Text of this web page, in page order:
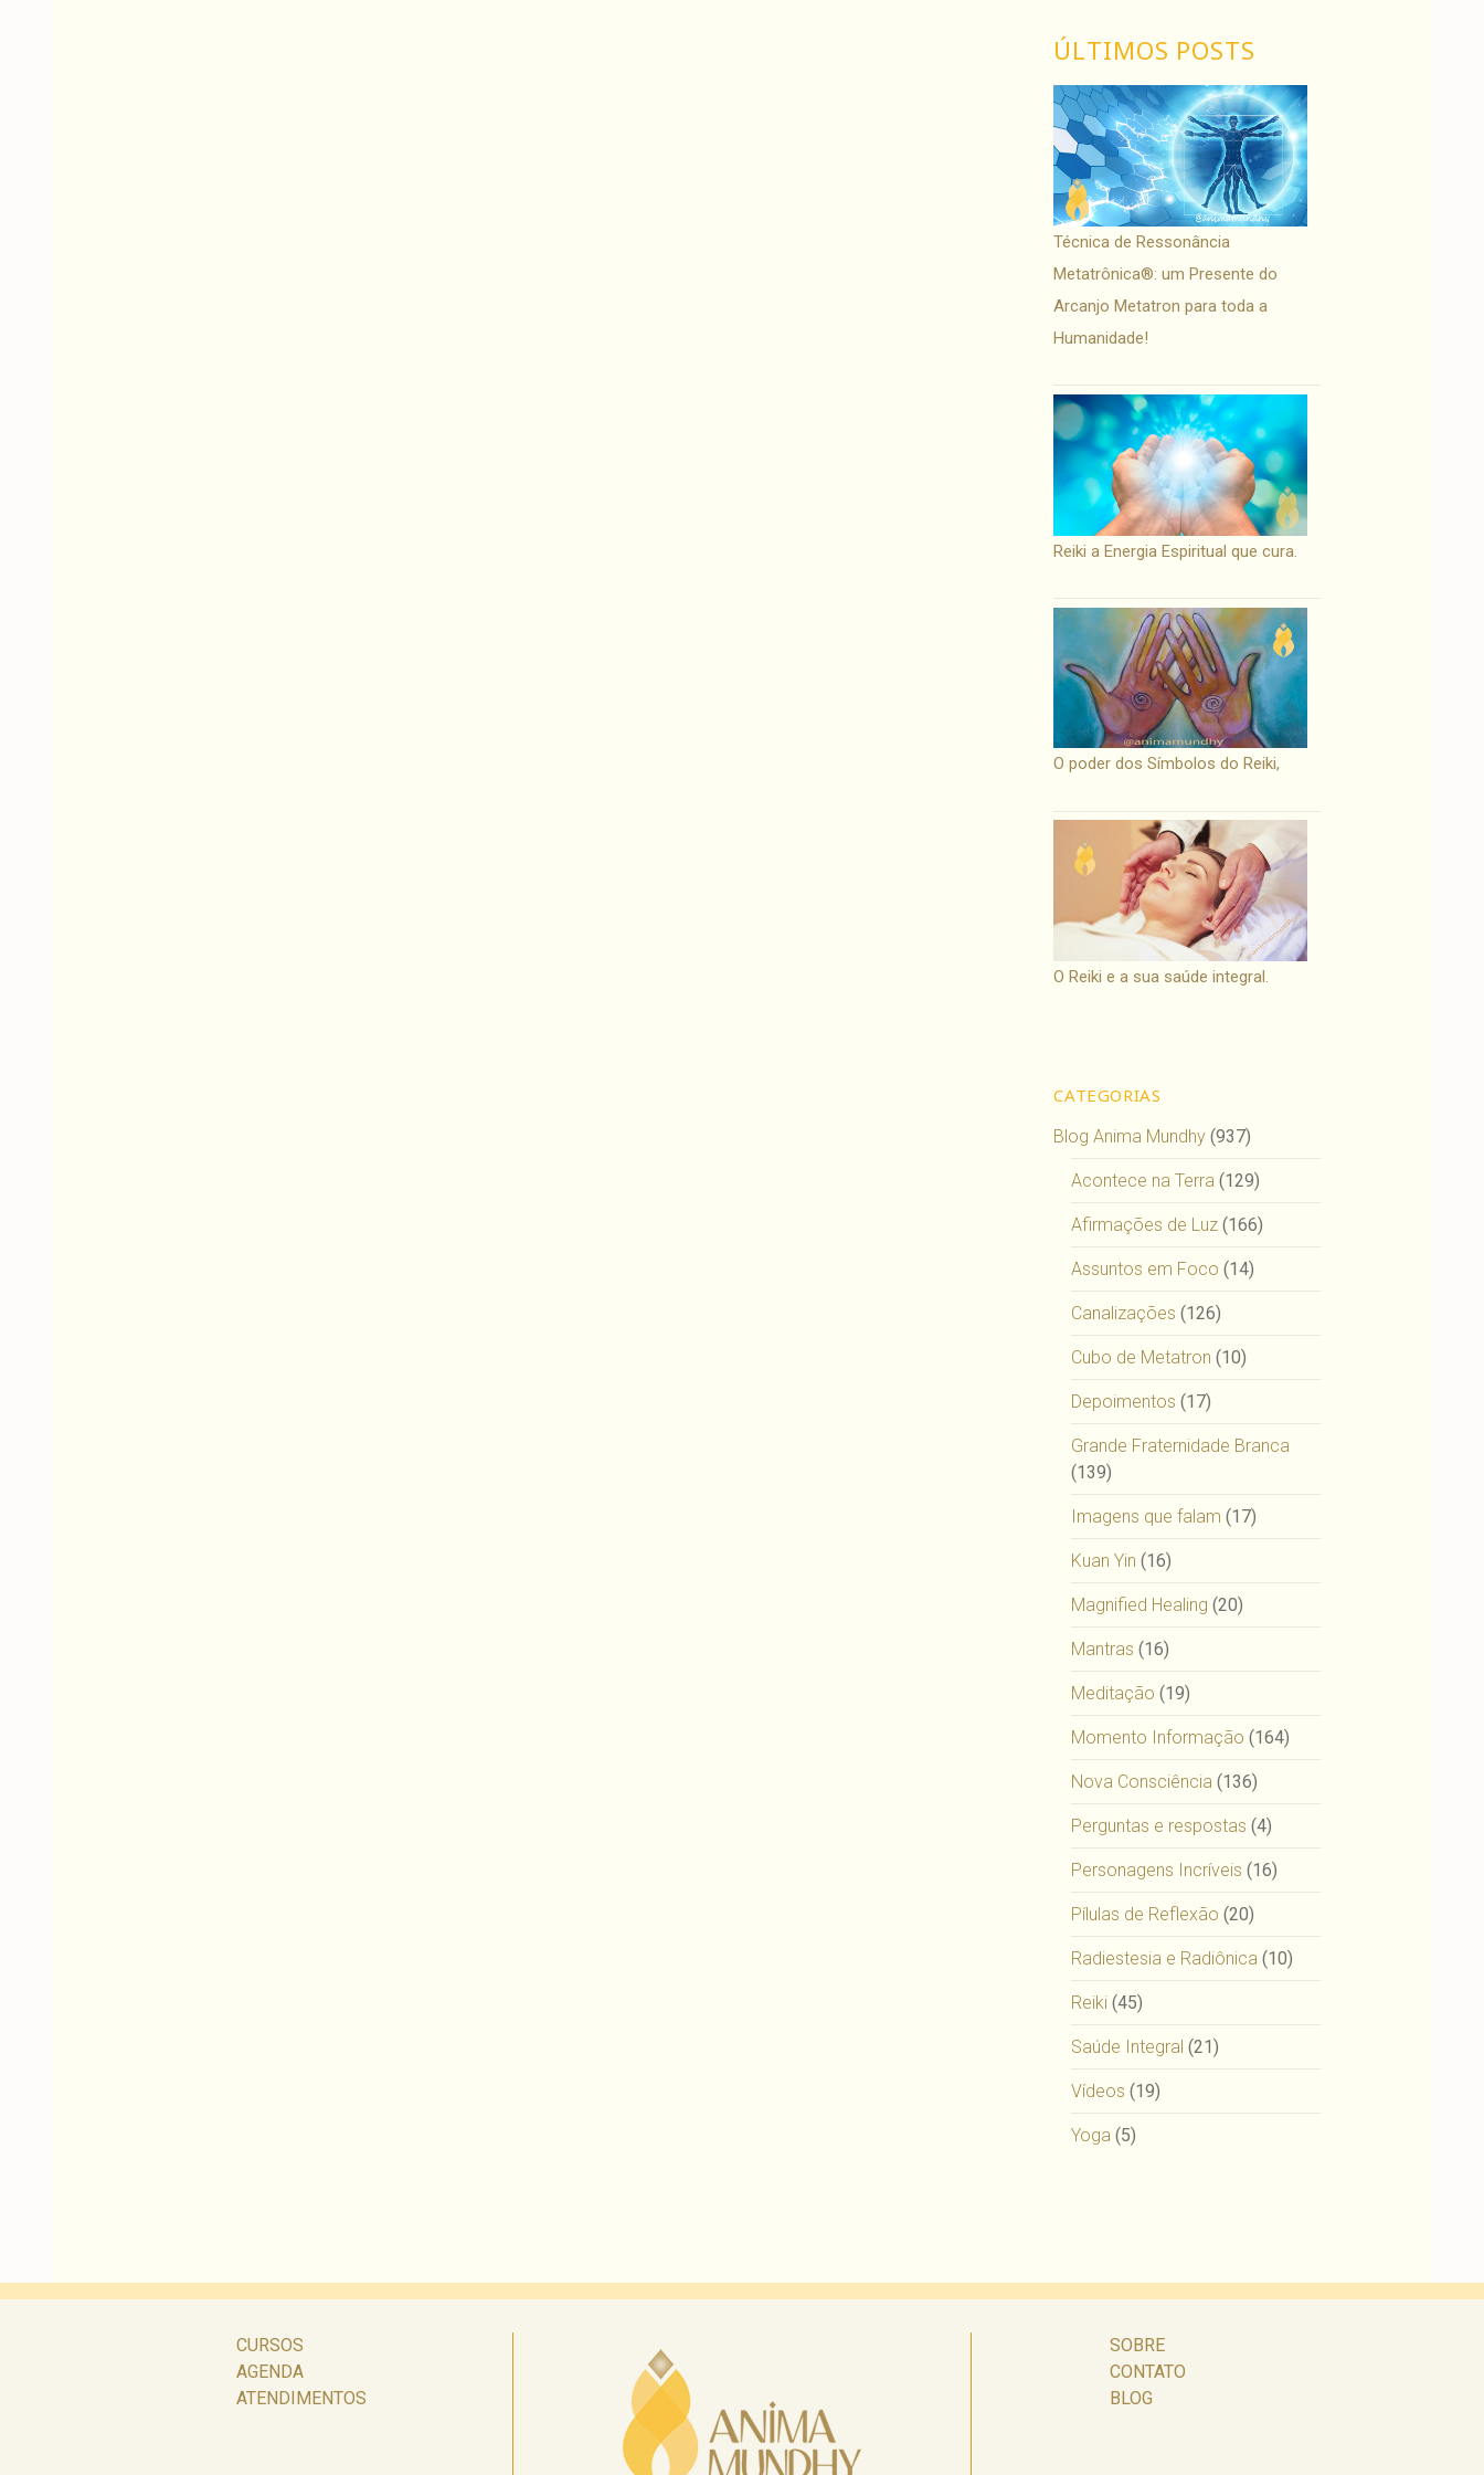
ÚLTIMOS POSTS
Técnica de Ressonância
Metatrônica®: um Presente do
Arcanjo Metatron para toda a
Humanidade!
Reiki a Energia Espiritual que cura.
O poder dos Símbolos do Reiki,
O Reiki e a sua saúde integral.
CATEGORIAS
Blog Anima Mundhy (937)
Acontece na Terra (129)
Afirmações de Luz (166)
Assuntos em Foco (14)
Canalizações (126)
Cubo de Metatron (10)
Depoimentos (17)
Grande Fraternidade Branca
(139)
Imagens que falam (17)
Kuan Yin (16)
Magnified Healing (20)
Mantras (16)
Meditação (19)
Momento Informação (164)
Nova Consciência (136)
Perguntas e respostas (4)
Personagens Incríveis (16)
Pílulas de Reflexão (20)
Radiestesia e Radiônica (10)
Reiki (45)
Saúde Integral (21)
Vídeos (19)
Yoga (5)
CURSOS
AGENDA
ATENDIMENTOS
SOBRE
CONTATO
BLOG